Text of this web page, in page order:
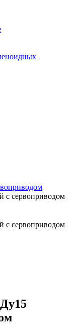
с сервоприводом
с сервоприводом